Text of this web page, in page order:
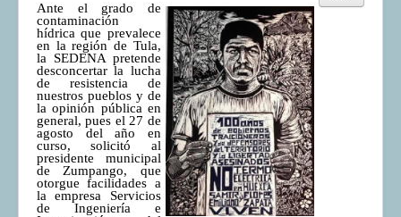
Ante el grado de
contaminación
hídrica que prevalece
en la región de Tula,
la SEDENA pretende
desconcertar la lucha
de resistencia de
nuestros pueblos y de
la opinión pública en
general, pues el 27 de
agosto del año en
curso, solicitó al
presidente municipal
de Zumpango, que
otorgue facilidades a
la empresa Servicios
de Ingeniería e